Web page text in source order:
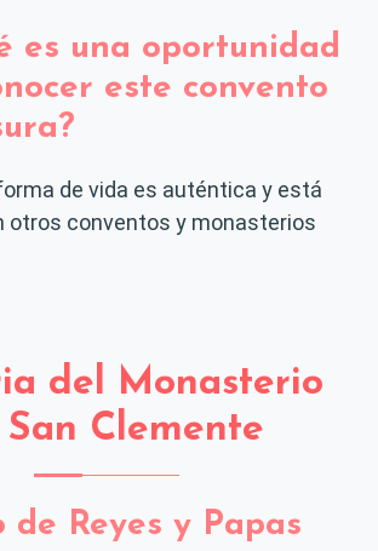
es una oportunidad
este convento
de vida es auténtica y está
otros conventos y monasterios
del Monasterio
Clemente
de Reyes y Papas